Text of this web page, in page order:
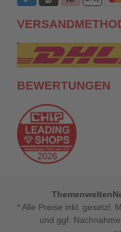
BEWERTUNGEN
Themenwelten
* Alle Preise inkl. gesetzl.
und ggf.